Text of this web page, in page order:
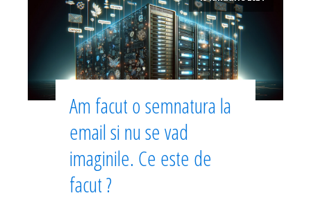
Am facut o semnatura la
email si nu se vad
imaginile. Ce este de
facut ?